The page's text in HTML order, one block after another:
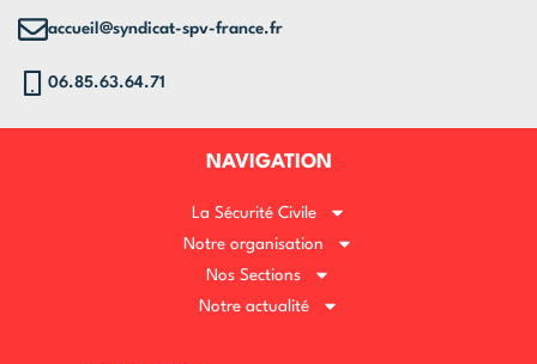
accueil@syndicat-spv-france.fr
06.85.63.64.71
NAVIGATION
La Sécurité Civile
Notre organisation
Nos Sections
Notre actualité